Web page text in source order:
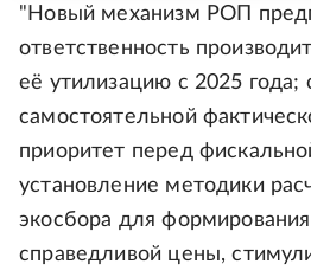
"Новый механизм РОП
ответственность
её утилизацию с 2025 года;
самостоятельной
приоритет перед
установление методики
экосбора для
справедливой цены,